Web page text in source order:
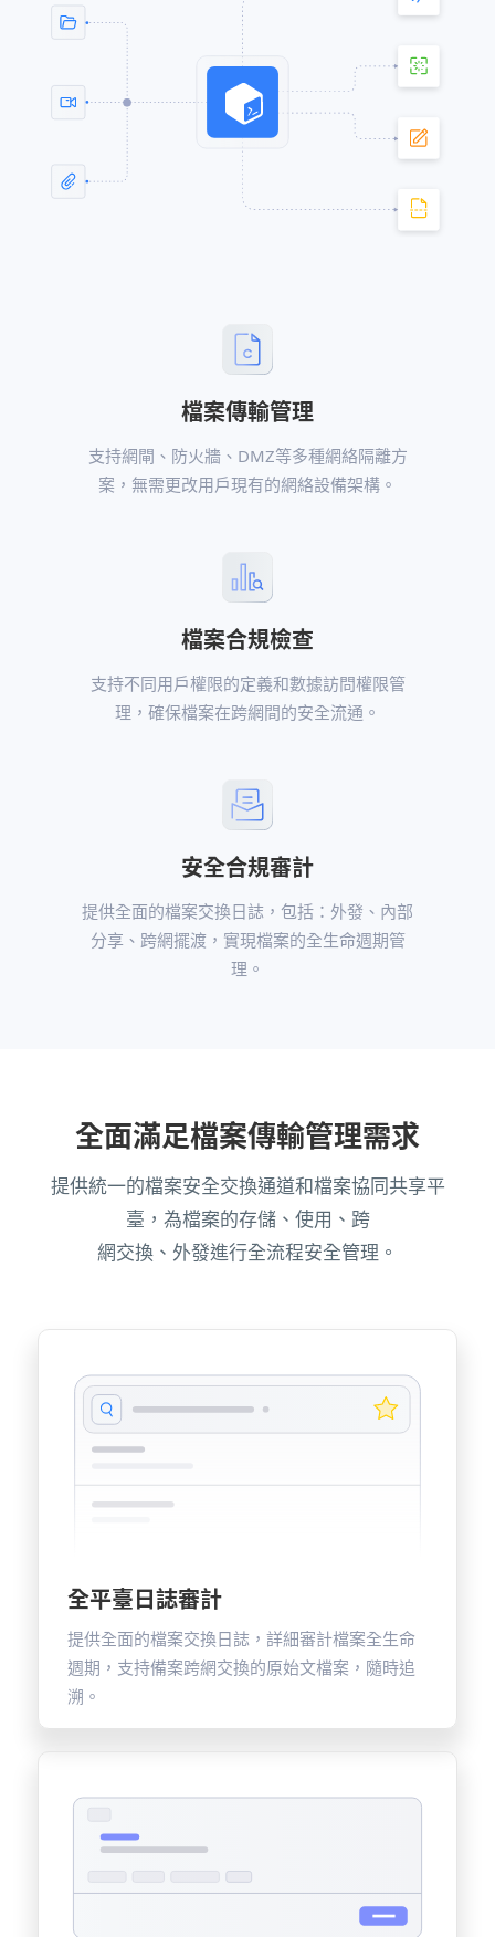
檔案傳輸管理
支持網閘、防火牆、DMZ等多種網絡隔離方
案，無需更改用戶現有的網絡設備架構。
檔案合規檢查
支持不同用戶權限的定義和數據訪問權限管
理，確保檔案在跨網間的安全流通。
安全合規審計
提供全面的檔案交換日誌，包括：外發、內部
分享、跨網擺渡，實現檔案的全生命週期管
理。
全面滿足檔案傳輸管理需求
提供統一的檔案安全交換通道和檔案協同共享平
臺，為檔案的存儲、使用、跨
網交換、外發進行全流程安全管理。
全平臺日誌審計
提供全面的檔案交換日誌，詳細審計檔案全生命
週期，支持備案跨網交換的原始文檔案，隨時追
溯。